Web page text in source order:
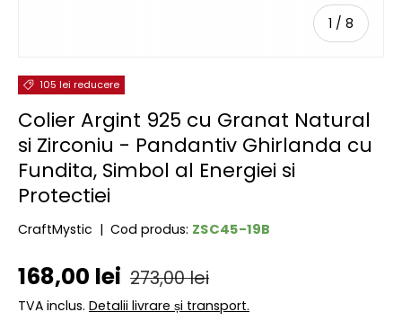
1 / de
8
105 lei reducere
Colier Argint 925 cu Granat Natural
si Zirconiu - Pandantiv Ghirlanda cu
Fundita, Simbol al Energiei si
Protectiei
CraftMystic | Cod produs: ZSC45-19B
Preț de vânzare
168,00 lei Preț obișnuit
273,00 lei
TVA inclus. Detalii livrare și transport.